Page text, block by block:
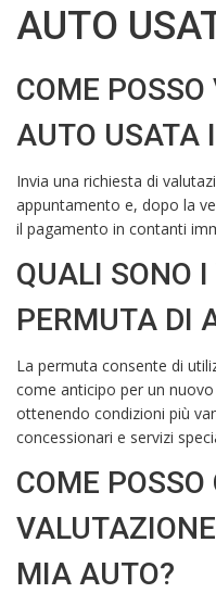
AUTO
COME
AUTO USATA
Invia una richiesta di
appuntamento e, dopo la
il pagamento in contanti
QUALI SONO
PERMUTA DI
La permuta consente di
come anticipo per un
ottenendo condizioni più
concessionari e servizi
COME
MIA AUTO?